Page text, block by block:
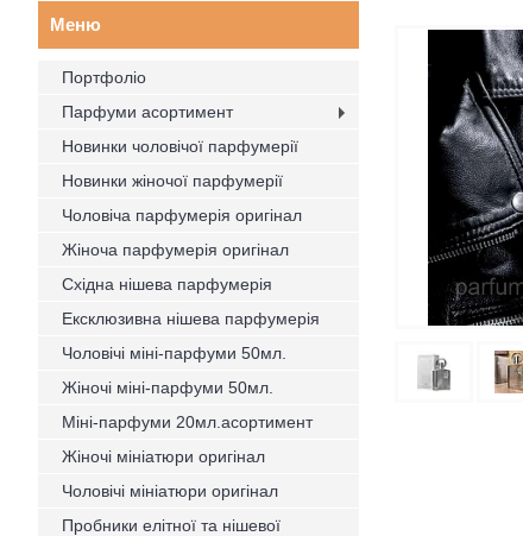
Портфоліо
Парфуми асортимент
Новинки чоловічої парфумерії
Новинки жіночої парфумерії
Чоловіча парфумерія оригінал
Жіноча парфумерія оригінал
Східна нішева парфумерія
Ексклюзивна нішева парфумерія
Чоловічі міні-парфуми 50мл.
Жіночі міні-парфуми 50мл.
Міні-парфуми 20мл.асортимент
Жіночі мініатюри оригінал
Чоловічі мініатюри оригінал
Пробники елітної та нішевої